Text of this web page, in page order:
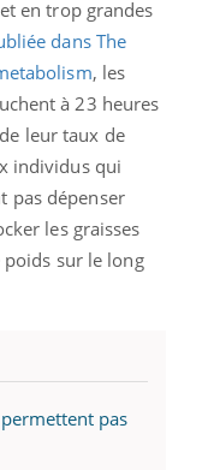
en trop grandes
dans The
, les
à 23 heures
leur taux de
individus qui
pas dépenser
les graisses
sur le long
pas